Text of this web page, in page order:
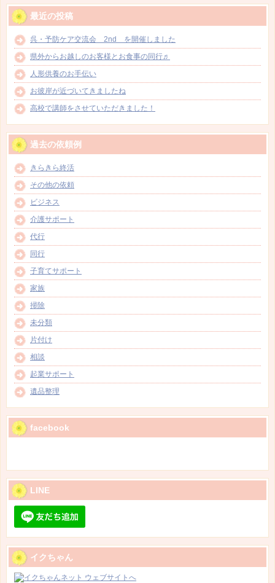
最近の投稿
呉・予防ケア交流会 2nd を開催しました
県外からお越しのお客様とお食事の同行♬
人形供養のお手伝い
お彼岸が近づいてきましたね
高校で講師をさせていただきました！
過去の依頼例
きらきら終活
その他の依頼
ビジネス
介護サポート
代行
同行
子育てサポート
家族
掃除
未分類
片付け
相談
起業サポート
遺品整理
facebook
LINE
イクちゃん